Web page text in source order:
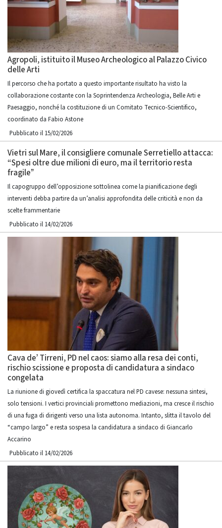
Agropoli, istituito il Museo Archeologico al Palazzo Civico
delle Arti
Il percorso che ha portato a questo importante risultato ha visto la
collaborazione costante con la Soprintendenza Archeologia, Belle Arti e
Paesaggio, nonché la costituzione di un Comitato Tecnico-Scientifico,
coordinato da Fabio Astone
Pubblicato il 15/02/2026
Vietri sul Mare, il consigliere comunale Serretiello attacca:
“Spesi oltre due milioni di euro, ma il territorio resta
fragile”
Il capogruppo dell’opposizione sottolinea come la pianificazione degli
interventi debba partire da un’analisi approfondita delle criticità e non da
scelte frammentarie
Pubblicato il 14/02/2026
Cava de’ Tirreni, PD nel caos: siamo alla resa dei conti,
rischio scissione e proposta di candidatura a sindaco
congelata
La riunione di giovedì certifica la spaccatura nel PD cavese: nessuna sintesi,
solo tensioni. I vertici provinciali promettono mediazioni, ma cresce il rischio
di una fuga di dirigenti verso una lista autonoma. Intanto, slitta il tavolo del
“campo largo” e resta sospesa la candidatura a sindaco di Giancarlo
Accarino
Pubblicato il 14/02/2026